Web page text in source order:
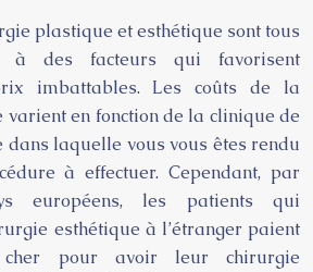
plastique et esthétique sont tous
à des facteurs qui favorisent
imbattables. Les coûts de la
en fonction de la clinique de
laquelle vous vous êtes rendu
à effectuer. Cependant, par
européens, les patients qui
esthétique à l’étranger paient
cher pour avoir leur chirurgie